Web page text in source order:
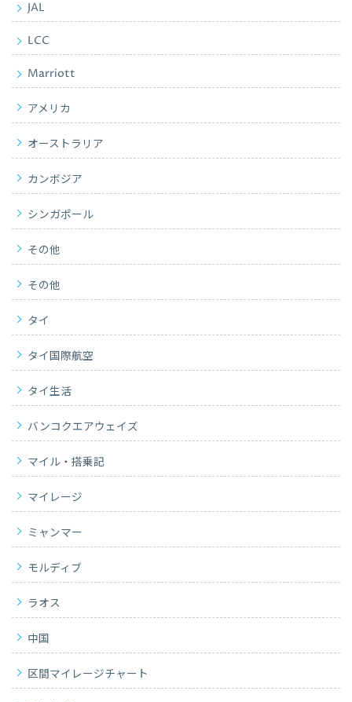
JAL
LCC
Marriott
アメリカ
オーストラリア
カンボジア
シンガポール
その他
その他
タイ
タイ国際航空
タイ生活
バンコクエアウェイズ
マイル・搭乗記
マイレージ
ミャンマー
モルディブ
ラオス
中国
区間マイレージチャート